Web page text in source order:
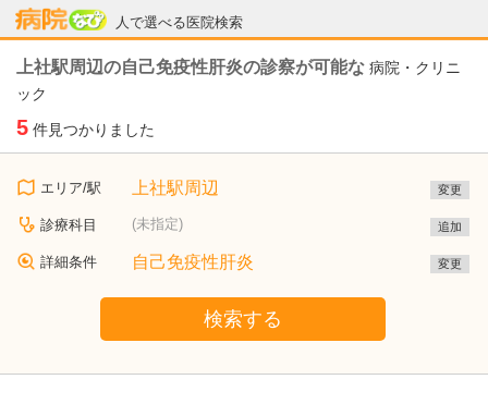
人で選べる医院検索
病院なび
上社駅周辺の自己免疫性肝炎の診察が可能な 病院・クリニ
ック
5 件見つかりました
エリア/駅 上社駅周辺 変更
診療科目 (未指定) 追加
詳細条件 自己免疫性肝炎 変更
検索する